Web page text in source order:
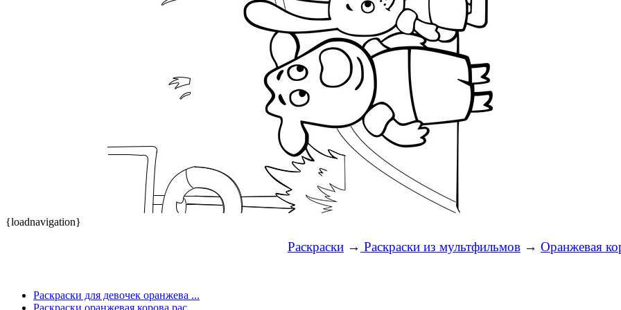
{loadnavigation}
Раскраски → Раскраски из мультфильмов → Оранжевая
Раскраски для девочек оранжева ...